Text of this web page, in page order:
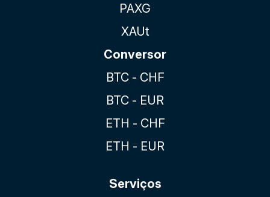
PAXG
XAUt
Conversor
BTC - CHF
BTC - EUR
ETH - CHF
ETH - EUR
Serviços